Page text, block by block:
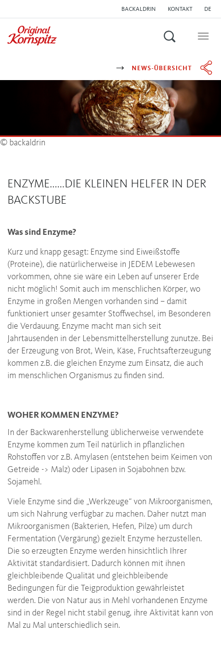
BACKALDRIN KONTAKT DE
Suchen
NEWS-ÜBERSICHT
© backaldrin
ENZYME......DIE KLEINEN HELFER IN DER
BACKSTUBE
Was sind Enzyme?
Kurz und knapp gesagt: Enzyme sind Eiweißstoffe
(Proteine), die natürlicherweise in JEDEM Lebewesen
vorkommen, ohne sie wäre ein Leben auf unserer Erde
nicht möglich! Somit auch im menschlichen Körper, wo
Enzyme in großen Mengen vorhanden sind – damit
funktioniert unser gesamter Stoffwechsel, im Besonderen
die Verdauung. Enzyme macht man sich seit
Jahrtausenden in der Lebensmittelherstellung zunutze. Bei
der Erzeugung von Brot, Wein, Käse, Fruchtsafterzeugung
kommen z.B. die gleichen Enzyme zum Einsatz, die auch
im menschlichen Organismus zu finden sind.
WOHER KOMMEN ENZYME?
In der Backwarenherstellung üblicherweise verwendete
Enzyme kommen zum Teil natürlich in pflanzlichen
Rohstoffen vor z.B. Amylasen (entstehen beim Keimen von
Getreide -> Malz) oder Lipasen in Sojabohnen bzw.
Sojamehl.
Viele Enzyme sind die „Werkzeuge“ von Mikroorganismen,
um sich Nahrung verfügbar zu machen. Daher nutzt man
Mikroorganismen (Bakterien, Hefen, Pilze) um durch
Fermentation (Vergärung) gezielt Enzyme herzustellen.
Die so erzeugten Enzyme werden hinsichtlich Ihrer
Aktivität standardisiert. Dadurch können mit ihnen
gleichbleibende Qualität und gleichbleibende
Bedingungen für die Teigproduktion gewährleistet
werden. Die von Natur aus in Mehl vorhandenen Enzyme
sind in der Regel nicht stabil genug, ihre Aktivität kann von
Mal zu Mal unterschiedlich sein.